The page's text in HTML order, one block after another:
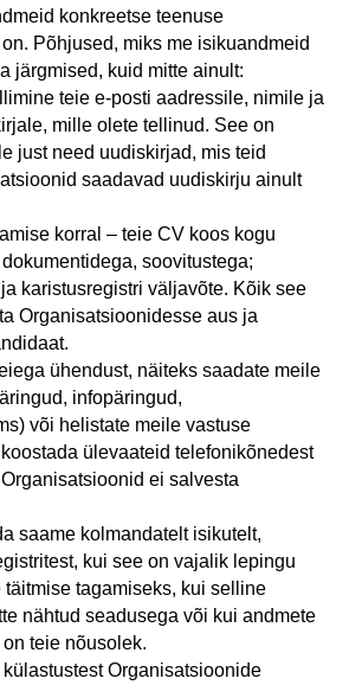
konkreetse teenuse
Põhjused, miks me isikuandmeid
järgmised, kuid mitte ainult:
teie e-posti aadressile, nimile ja
mille olete tellinud. See on
just need uudiskirjad, mis teid
saadavad uudiskirju ainult
korral – teie CV koos kogu
soovitustega;
karistusregistri väljavõte. Kõik see
Organisatsioonidesse aus ja
ühendust, näiteks saadate meile
infopäringud,
või helistate meile vastuse
ülevaateid telefonikõnedest
ei salvesta
saame kolmandatelt isikutelt,
kui see on vajalik lepingu
tagamiseks, kui selline
nähtud seadusega või kui andmete
teie nõusolek.
Organisatsioonide